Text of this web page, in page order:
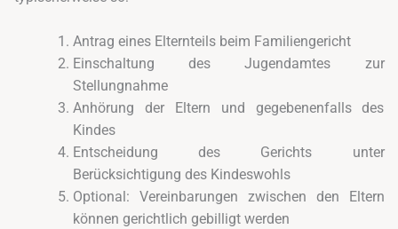
Antrag eines Elternteils beim Familiengericht
Einschaltung des Jugendamtes zur
Stellungnahme
Anhörung der Eltern und gegebenenfalls des
Kindes
Entscheidung des Gerichts unter
Berücksichtigung des Kindeswohls
Optional: Vereinbarungen zwischen den Eltern
können gerichtlich gebilligt werden